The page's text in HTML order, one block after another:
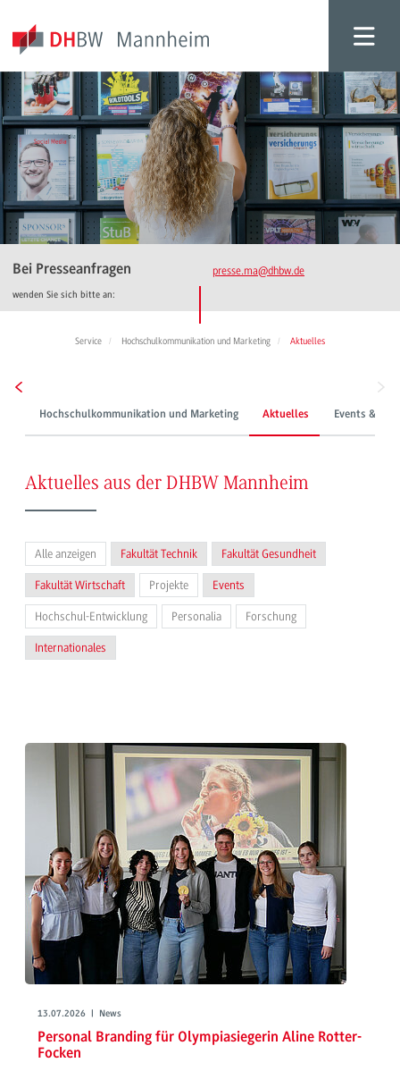
Bei Presseanfragen
wenden Sie sich bitte an:
presse.ma@dhbw.de
Service Hochschulkommunikation und Marketing Aktuelles
Hochschulkommunikation und Marketing Aktuelles Events &
Aktuelles aus der DHBW Mannheim
Alle anzeigen Fakultät Technik Fakultät Gesundheit
Fakultät Wirtschaft Projekte Events
Hochschul-Entwicklung Personalia Forschung
Internationales
13.07.2026 | News
Personal Branding für Olympiasiegerin Aline Rotter-
Focken